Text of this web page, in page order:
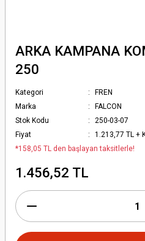
ARKA KAMPANA
250
Kategori
FREN
Marka
FALCON
Stok Kodu
250-03-07
Fiyat
1.213,77 TL +
*158,05 TL den başlayan taksitlerle!
1.456,52 TL